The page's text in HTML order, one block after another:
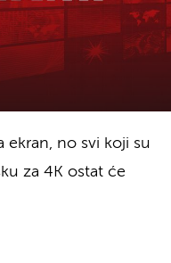
ekran, no svi koji su
za 4K ostat će